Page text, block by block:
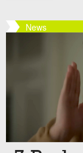
News